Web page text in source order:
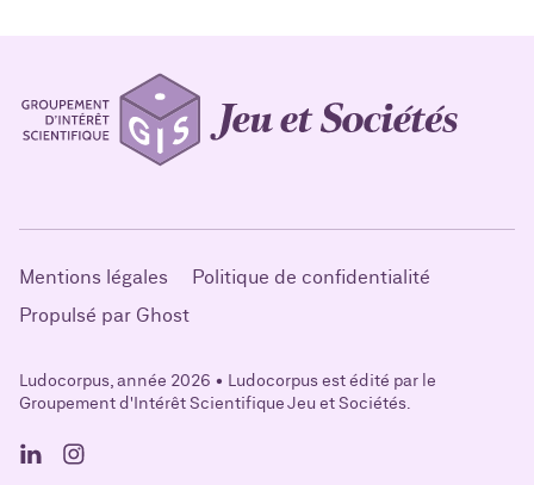
Mentions légales
Politique de confidentialité
Propulsé par Ghost
Ludocorpus, année 2026 • Ludocorpus est édité par le
Groupement d'Intérêt Scientifique Jeu et Sociétés.